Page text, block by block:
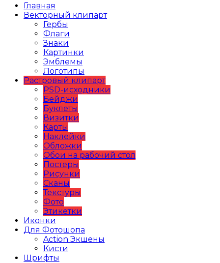
Главная
Векторный клипарт
Гербы
Флаги
Знаки
Картинки
Эмблемы
Логотипы
Растровый клипарт
PSD-исходники
Бейджи
Буклеты
Визитки
Карты
Наклейки
Обложки
Обои на рабочий стол
Постеры
Рисунки
Сканы
Текстуры
Фото
Этикетки
Иконки
Для Фотошопа
Action Экшены
Кисти
Шрифты